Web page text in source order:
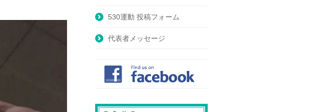
530運動 投稿フォーム
代表者メッセージ